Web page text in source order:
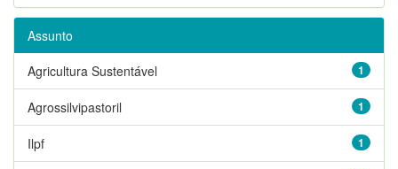
Assunto
1
Agricultura Sustentável
1
Agrossilvipastoril
1
Ilpf